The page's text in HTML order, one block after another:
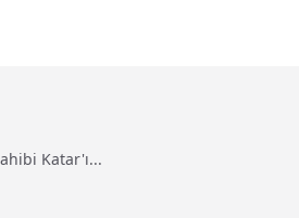
Katar'ı...